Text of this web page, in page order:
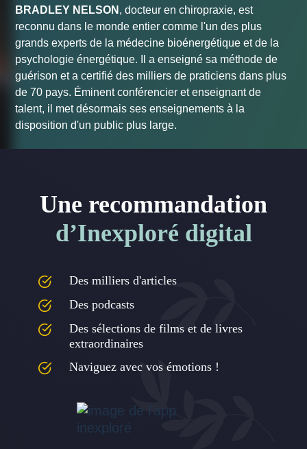
BRADLEY NELSON , docteur en chiropraxie, est
reconnu dans le monde entier comme l'un des plus
grands experts de la médecine bioénergétique et de la
psychologie énergétique. Il a enseigné sa méthode de
guérison et a certifié des milliers de praticiens dans plus
de 70 pays. Éminent conférencier et enseignant de
talent, il met désormais ses enseignements à la
disposition d'un public plus large.
Une recommandation
d’Inexploré digital
Des milliers d'articles
Des podcasts
Des sélections de films et de livres
extraordinaires
Naviguez avec vos émotions !